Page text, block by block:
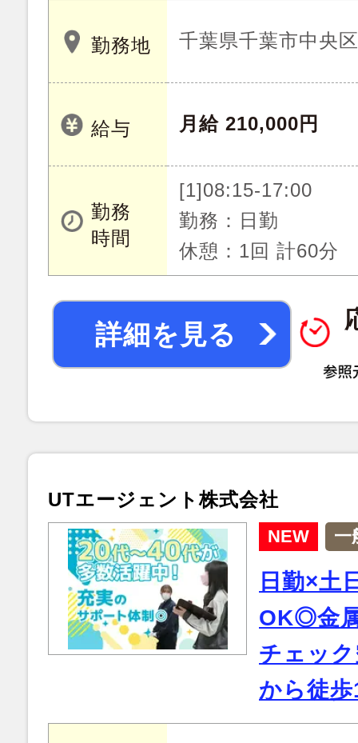
勤務地 千葉県千葉市中央区
給与 月給 210,000円
勤務
時間
[1]08:15-17:00
勤務：日勤
休憩：1回 計60分
詳細を見る
UTエージェント株式会社
NEW 一
日勤×土
OK◎金
チェッ
から徒